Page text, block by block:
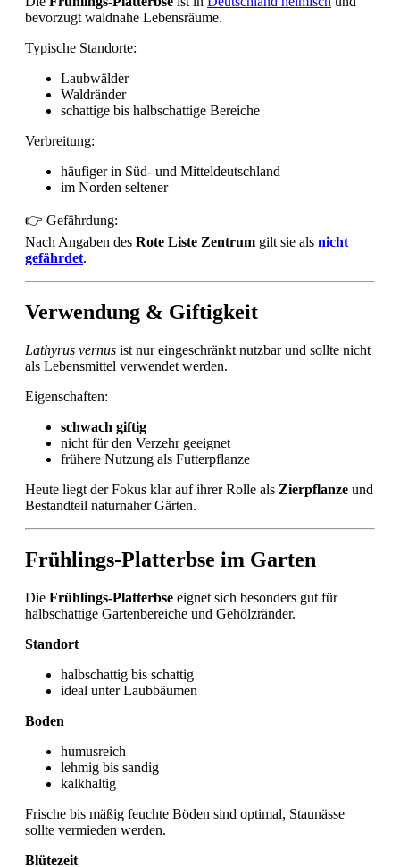
bevorzugt waldnahe Lebensräume.
Typische Standorte:
Laubwälder
Waldränder
schattige bis halbschattige Bereiche
Verbreitung:
häufiger in Süd- und Mitteldeutschland
im Norden seltener
👉 Gefährdung:
Nach Angaben des Rote Liste Zentrum gilt sie als nicht
gefährdet.
Verwendung & Giftigkeit
Lathyrus vernus ist nur eingeschränkt nutzbar und sollte nicht
als Lebensmittel verwendet werden.
Eigenschaften:
schwach giftig
nicht für den Verzehr geeignet
frühere Nutzung als Futterpflanze
Heute liegt der Fokus klar auf ihrer Rolle als Zierpflanze und
Bestandteil naturnaher Gärten.
Frühlings-Platterbse im Garten
Die Frühlings-Platterbse eignet sich besonders gut für
halbschattige Gartenbereiche und Gehölzränder.
Standort
halbschattig bis schattig
ideal unter Laubbäumen
Boden
humusreich
lehmig bis sandig
kalkhaltig
Frische bis mäßig feuchte Böden sind optimal, Staunässe
sollte vermieden werden.
Blütezeit